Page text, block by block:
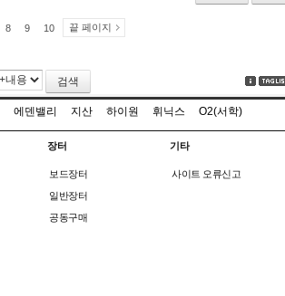
8 9 10 끝 페이지
검색
에덴밸리 지산 하이원 휘닉스 O2(서학)
장터
보드장터
일반장터
공동구매
기타
사이트 오류신고